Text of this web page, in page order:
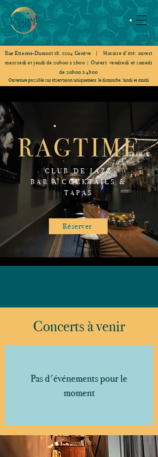
Rue Etienne-Dumont 18, 1204 Genève | Horaire d'été: ouvert
mercredi et jeudi de 20h00 à 2h00 | Ouvert vendredi et samedi
de 20h00 à 4h00
Ouverture possible sur réservation uniquement le dimanche, lundi et mardi
RAGTIME
CLUB DE JAZZ
BAR À COCKTAILS &
TAPAS
Réserver
Concerts à venir
Pas d'événements pour le
moment